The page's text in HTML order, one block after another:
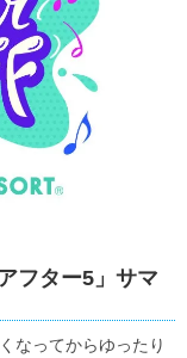
フター5」サマ
なってからゆったり